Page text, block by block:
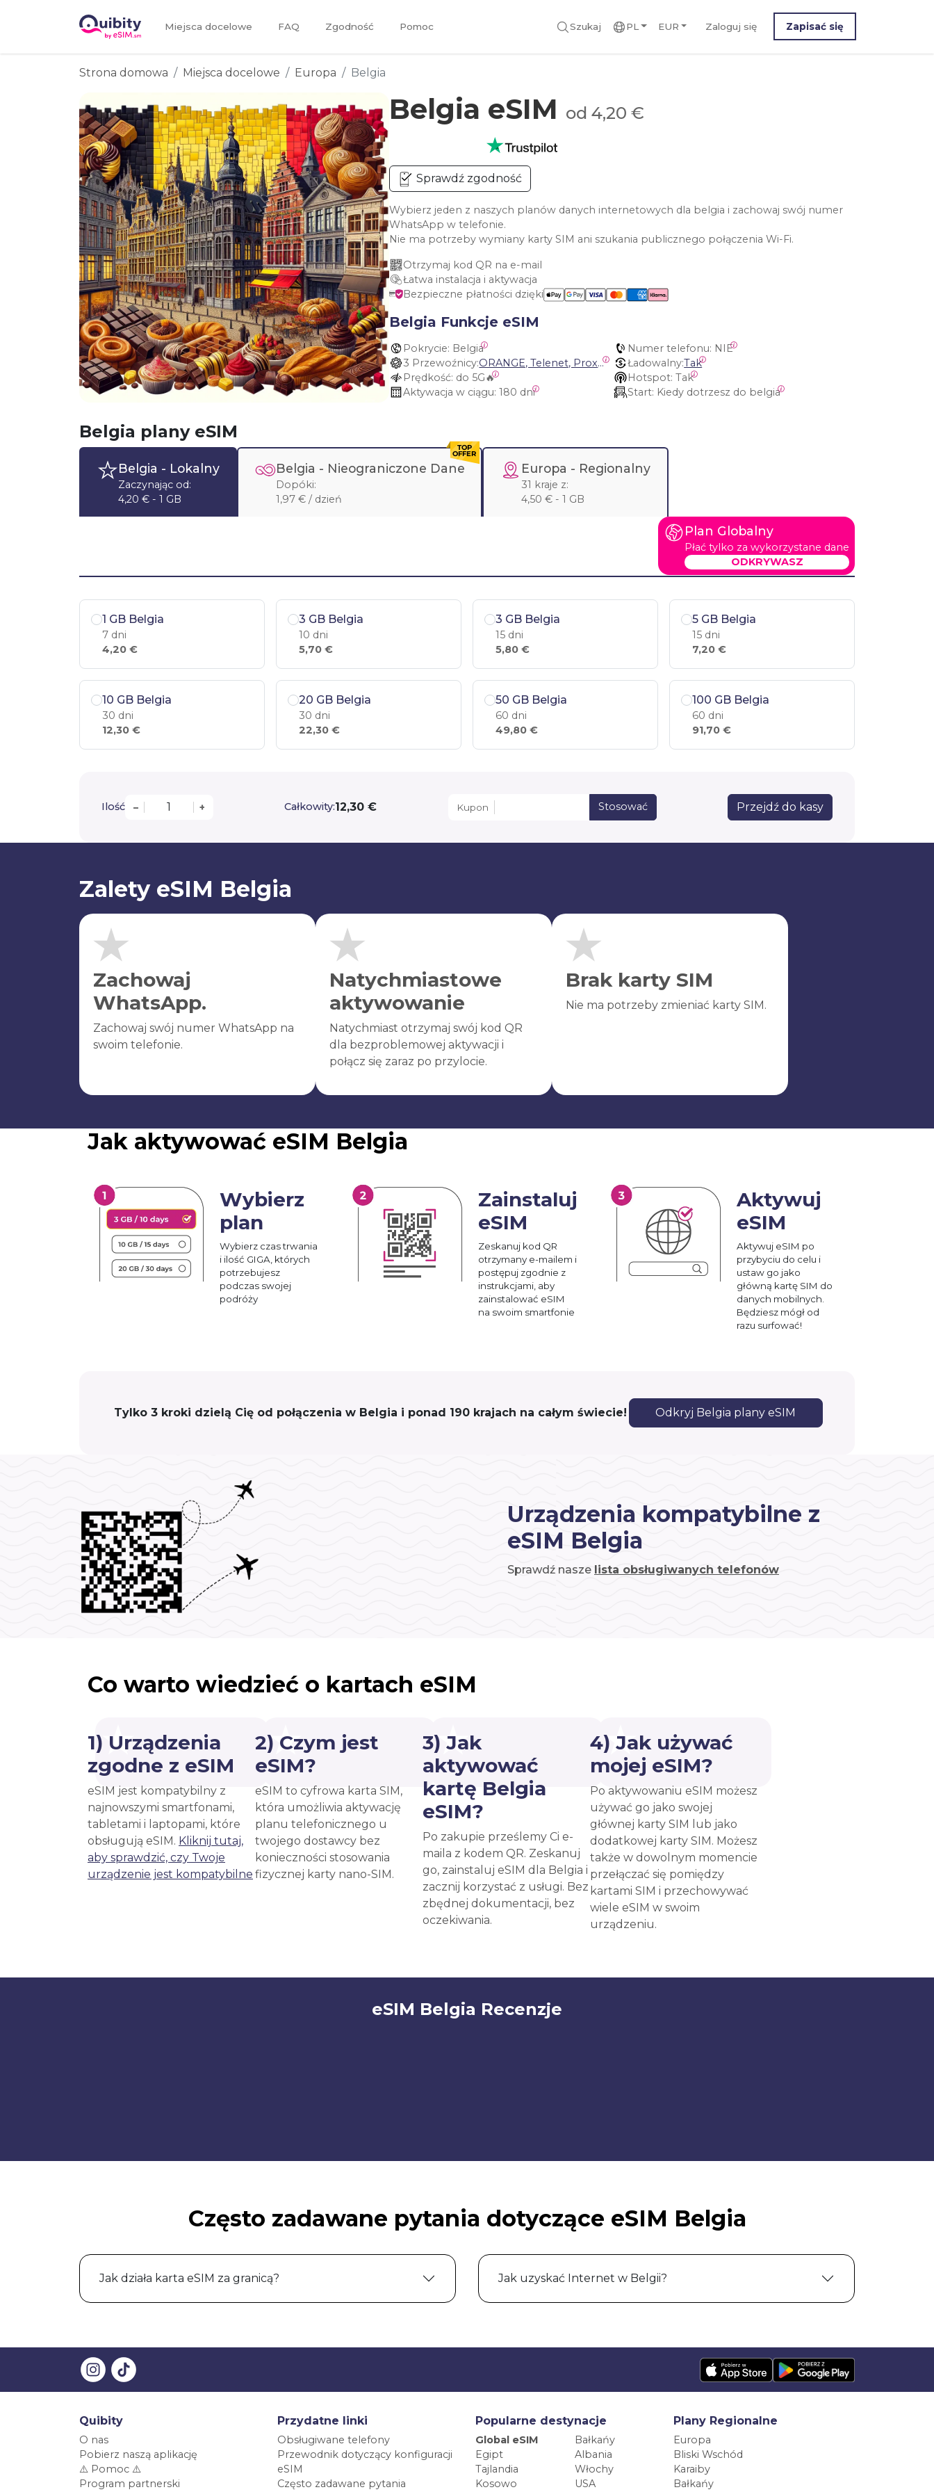
Miejsca docelowe FAQ Zgodność Pomoc Szukaj PL EUR Zaloguj się Zapisać się
Strona domowa Miejsca docelowe Europa Belgia
Belgia eSIM od 4,20 €
Sprawdź zgodność
Wybierz jeden z naszych planów danych internetowych dla belgia i zachowaj swój numer
WhatsApp w telefonie.
Nie ma potrzeby wymiany karty SIM ani szukania publicznego połączenia Wi-Fi.
Otrzymaj kod QR na e-mail
Łatwa instalacja i aktywacja
Bezpieczne płatności dzięki
Belgia Funkcje eSIM
Pokrycie: Belgia Numer telefonu: NIE
3 Przewoźnicy:
ORANGE, Telenet, Proximus Ładowalny:Tak
Prędkość: do 5G🔥 Hotspot: Tak
Aktywacja w ciągu: 180 dni Start: Kiedy dotrzesz do belgia
Belgia plany eSIM
Belgia - Lokalny
Zaczynając od:
4,20 € - 1 GB
Belgia - Nieograniczone Dane
Dopóki:
1,97 € / dzień
Europa - Regionalny
31 kraje z:
4,50 € - 1 GB
Plan Globalny
Płać tylko za wykorzystane dane
ODKRYWASZ
1 GB Belgia
7 dni
4,20 €
3 GB Belgia
10 dni
5,70 €
3 GB Belgia
15 dni
5,80 €
5 GB Belgia
15 dni
7,20 €
10 GB Belgia
30 dni
12,30 €
20 GB Belgia
30 dni
22,30 €
50 GB Belgia
60 dni
49,80 €
100 GB Belgia
60 dni
91,70 €
Ilość – + Całkowity:12,30 € Kupon Stosować Przejdź do kasy
Zalety eSIM Belgia
Zachowaj
WhatsApp.
Zachowaj swój numer WhatsApp na
swoim telefonie.
Natychmiastowe
aktywowanie
Natychmiast otrzymaj swój kod QR
dla bezproblemowej aktywacji i
połącz się zaraz po przylocie.
Brak karty SIM
Nie ma potrzeby zmieniać karty SIM.
Jak aktywować eSIM Belgia
Wybierz
plan
Wybierz czas trwania
i ilość GIGA, których
potrzebujesz
podczas swojej
podróży
Zainstaluj
eSIM
Zeskanuj kod QR
otrzymany e-mailem i
postępuj zgodnie z
instrukcjami, aby
zainstalować eSIM
na swoim smartfonie
Aktywuj
eSIM
Aktywuj eSIM po
przybyciu do celu i
ustaw go jako
główną kartę SIM do
danych mobilnych.
Będziesz mógł od
razu surfować!
Tylko 3 kroki dzielą Cię od połączenia w Belgia i ponad 190 krajach na całym świecie! Odkryj Belgia plany eSIM
Urządzenia kompatybilne z
eSIM Belgia
Sprawdź nasze lista obsługiwanych telefonów
Co warto wiedzieć o kartach eSIM
1) Urządzenia
zgodne z eSIM
eSIM jest kompatybilny z
najnowszymi smartfonami,
tabletami i laptopami, które
obsługują eSIM. Kliknij tutaj,
aby sprawdzić, czy Twoje
urządzenie jest kompatybilne
2) Czym jest
eSIM?
eSIM to cyfrowa karta SIM,
która umożliwia aktywację
planu telefonicznego u
twojego dostawcy bez
konieczności stosowania
fizycznej karty nano-SIM.
3) Jak
aktywować
kartę Belgia
eSIM?
Po zakupie prześlemy Ci e-
maila z kodem QR. Zeskanuj
go, zainstaluj eSIM dla Belgia i
zacznij korzystać z usługi. Bez
zbędnej dokumentacji, bez
oczekiwania.
4) Jak używać
mojej eSIM?
Po aktywowaniu eSIM możesz
używać go jako swojej
głównej karty SIM lub jako
dodatkowej karty SIM. Możesz
także w dowolnym momencie
przełączać się pomiędzy
kartami SIM i przechowywać
wiele eSIM w swoim
urządzeniu.
eSIM Belgia Recenzje
Często zadawane pytania dotyczące eSIM Belgia
Jak działa karta eSIM za granicą? Jak uzyskać Internet w Belgii?
Quibity
O nas
Pobierz naszą aplikację
⚠️ Pomoc ⚠️
Program partnerski
Przydatne linki
Obsługiwane telefony
Przewodnik dotyczący konfiguracji
eSIM
Często zadawane pytania
Popularne destynacje
Global eSIM
Bałkańy
Egipt
Albania
Tajlandia
Włochy
Kosowo
USA
Plany Regionalne
Europa
Bliski Wschód
Karaiby
Bałkańy